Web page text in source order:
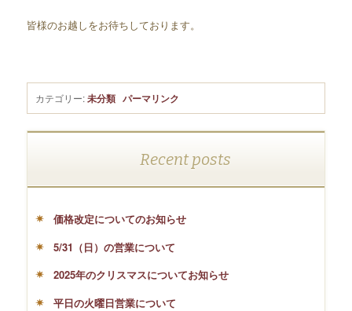
皆様のお越しをお待ちしております。
カテゴリー:未分類 パーマリンク
Recent posts
価格改定についてのお知らせ
5/31（日）の営業について
2025年のクリスマスについてお知らせ
平日の火曜日営業について